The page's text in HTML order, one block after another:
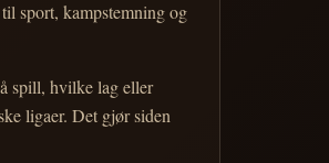
sport, kampstemning og
spill, hvilke lag eller
ligaer. Det gjør siden